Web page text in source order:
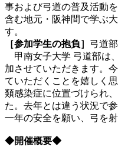
事および弓道の普及活動
含む地元・阪神間で学ぶ
す。
［参加学生の抱負］ 弓道
甲南女子大学 弓道部は、
加させていただきます。
ていただくことを嬉しく
類感染症に位置づけられ
た。去年とは違う状況で
一年の安全を願い、弓を
◆開催概要◆